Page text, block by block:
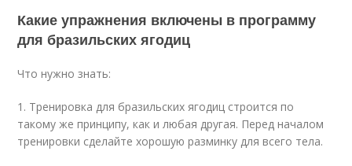
Какие упражнения включены в программу
для бразильских ягодиц
Что нужно знать:
1. Тренировка для бразильских ягодиц строится по
такому же принципу, как и любая другая. Перед началом
тренировки сделайте хорошую разминку для всего тела.